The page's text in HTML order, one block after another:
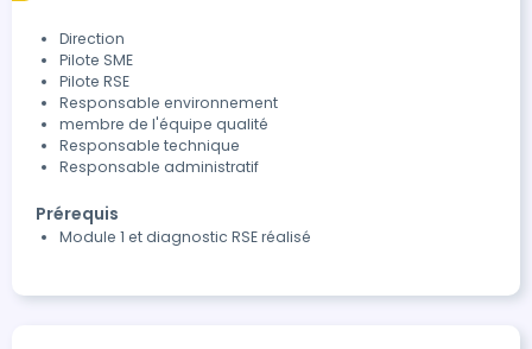
Direction
Pilote SME
Pilote RSE
Responsable environnement
membre de l'équipe qualité
Responsable technique
Responsable administratif
Prérequis
Module 1 et diagnostic RSE réalisé